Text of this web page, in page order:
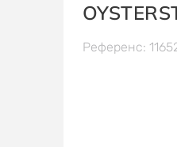
Референс: